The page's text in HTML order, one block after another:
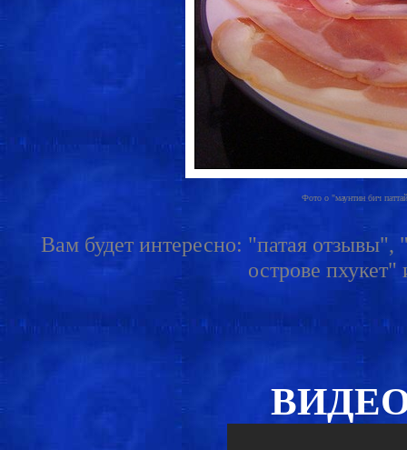
Фото о "маунтин бич
Вам будет интересно: "патая отзывы",
острове